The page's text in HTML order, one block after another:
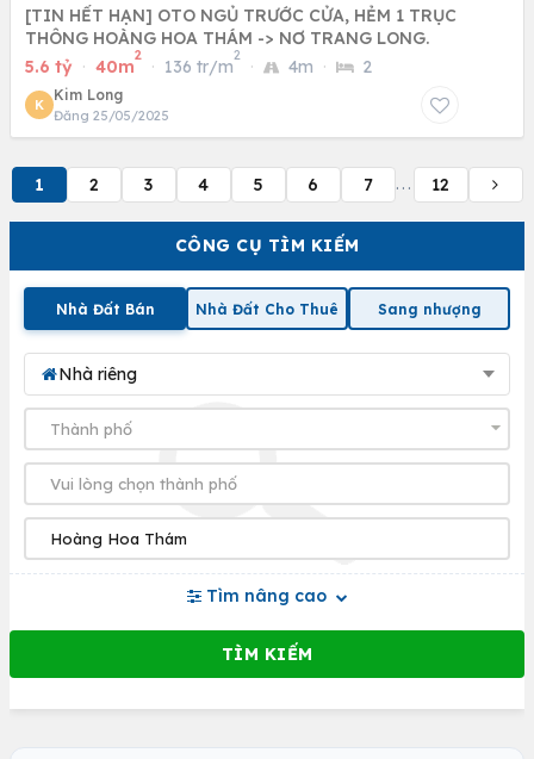
CÔNG CỤ TÌM KIẾM
Nhà Đất Bán Nhà Đất Cho Thuê Sang nhượng
Nhà riêng
Tìm nâng cao
[TIN HẾT HẠN] OTO NGỦ TRƯỚC CỬA, HẺM 1 TRỤC
THÔNG HOÀNG HOA THÁM -> NƠ TRANG LONG.
5.6 tỷ · 40m
2
· 136 tr/m
2
· 4m · 2
K
Kim Long
Đăng 25/05/2025
1 2 3 4 5 6 7 ... 12